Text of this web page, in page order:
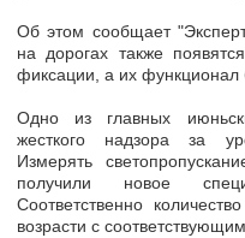
Об этом сообщает
на дорогах также
фиксации, а их функционал
Одно из главных
жесткого надзора за
Измерять
получили новое
Соответственно
возрасти с